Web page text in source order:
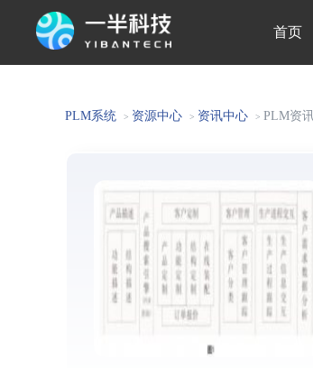
首页
PLM系统 > 资源中心 > 资讯中心 > PLM资